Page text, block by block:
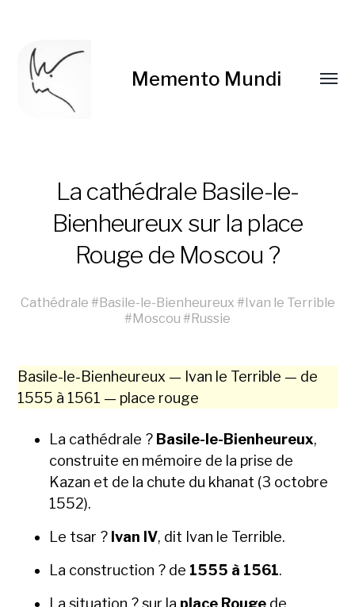
Memento Mundi
La cathédrale Basile-le-
Bienheureux sur la place
Rouge de Moscou ?
Cathédrale #Basile-le-Bienheureux #Ivan le Terrible
#Moscou #Russie
Basile-le-Bien­heureux — Ivan le Ter­ri­ble — de
1555 à 1561 — place rouge
La cathé­drale ? Basile-le-Bien­heureux,
con­stru­ite en mémoire de la prise de
Kazan et de la chute du khanat (3 octo­bre
1552).
Le tsar ? Ivan IV, dit Ivan le Ter­ri­ble.
La con­struc­tion ? de 1555 à 1561.
La sit­u­a­tion ? sur la place Rouge de